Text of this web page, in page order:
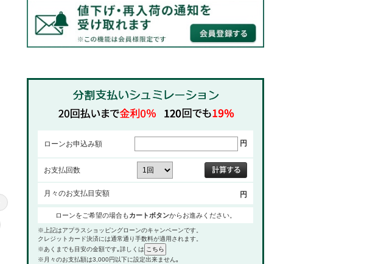
ローンお申込み額 円
お支払回数
月々のお支払目安額 円
ローンをご希望の場合もカートボタンからお進みください。
※上記はアプラスショッピングローンのキャンペーンです。
クレジットカード決済には通常通り手数料が適用されます。
※あくまでも目安の金額です｡詳しくは
※月々のお支払額は3,000円以下に設定出来ません｡